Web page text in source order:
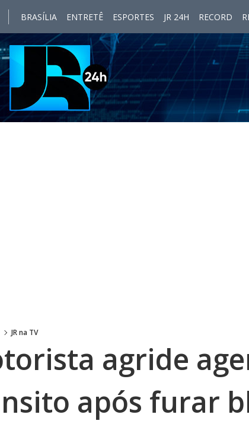
BRASÍLIA ENTRETÊ ESPORTES JR 24H RECORD
JR na TV
agride
após furar